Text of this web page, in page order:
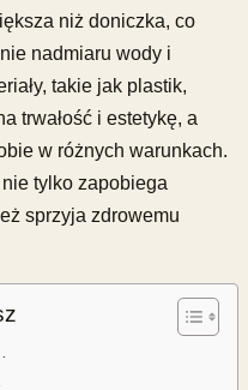
niż doniczka, co
nadmiaru wody i
takie jak plastik,
trwałość i estetykę, a
w różnych warunkach.
tylko zapobiega
sprzyja zdrowemu